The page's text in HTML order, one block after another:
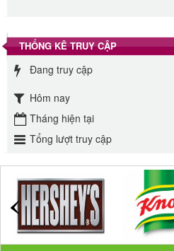
Đường
Đường mía
Đường cát
THỐNG KÊ TRUY CẬP
Đang truy cập
Hôm nay
Tháng hiện tại
Tổng lượt truy cập